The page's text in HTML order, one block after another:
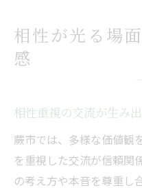
相性が光る場
感
相性重視の交流が生み
蕨市では、多様な価値観
を重視した交流が信頼関
の考え方や本音を尊重し